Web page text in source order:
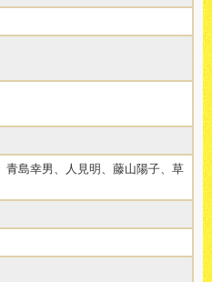
青島幸男、人見明、藤山陽子、草